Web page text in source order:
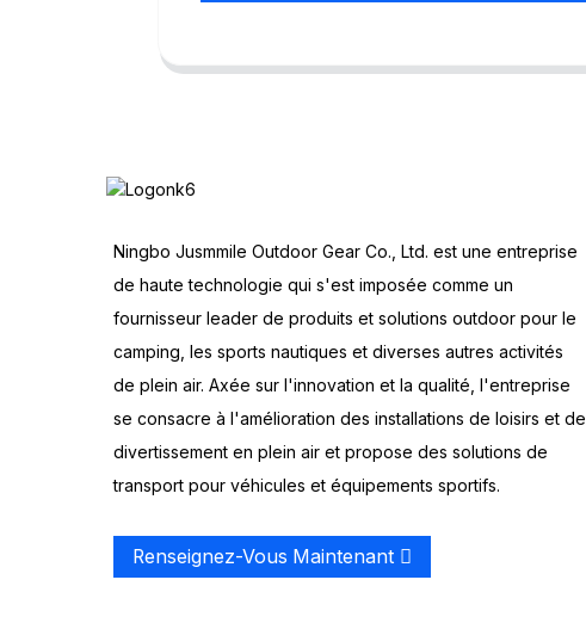
Ningbo Jusmmile Outdoor Gear Co., Ltd. est une entreprise
de haute technologie qui s'est imposée comme un
fournisseur leader de produits et solutions outdoor pour le
camping, les sports nautiques et diverses autres activités
de plein air. Axée sur l'innovation et la qualité, l'entreprise
se consacre à l'amélioration des installations de loisirs et de
divertissement en plein air et propose des solutions de
transport pour véhicules et équipements sportifs.
Renseignez-Vous Maintenant